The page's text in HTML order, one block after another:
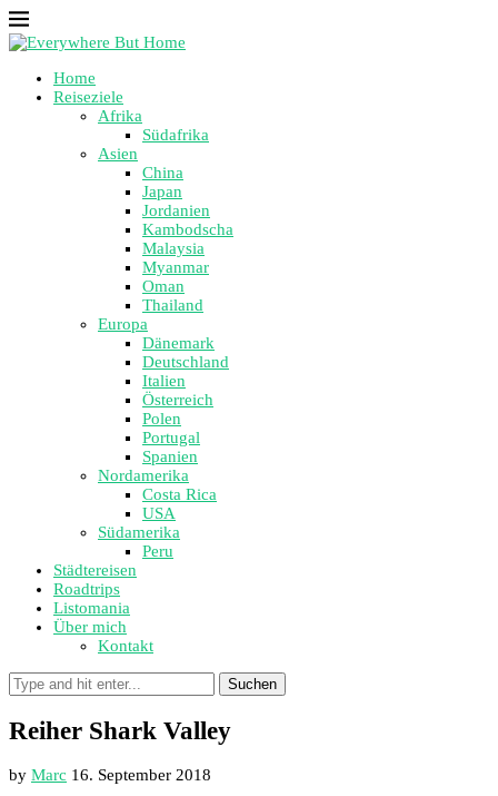
Home
Reiseziele
Afrika
Südafrika
Asien
China
Japan
Jordanien
Kambodscha
Malaysia
Myanmar
Oman
Thailand
Europa
Dänemark
Deutschland
Italien
Österreich
Polen
Portugal
Spanien
Nordamerika
Costa Rica
USA
Südamerika
Peru
Städtereisen
Roadtrips
Listomania
Über mich
Kontakt
Suchen
Reiher Shark Valley
by Marc 16. September 2018